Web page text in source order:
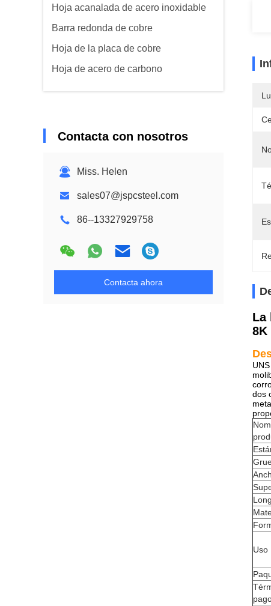
Hoja acanalada de acero inoxidable
Barra redonda de cobre
Hoja de la placa de cobre
Hoja de acero de carbono
Contacta con nosotros
Miss. Helen
sales07@jspcsteel.com
86--13327929758
Contacta ahora
La
8K
dos
Uso